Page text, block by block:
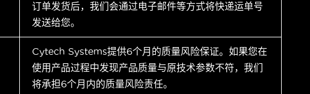
订单发货后，我们会通过电子邮件等方式将快递运单号
发送给您。
Cytech Systems提供6个月的质量风险保证。如果您在
使用产品过程中发现产品质量与原技术参数不符，我们
将承担6个月内的质量风险责任。